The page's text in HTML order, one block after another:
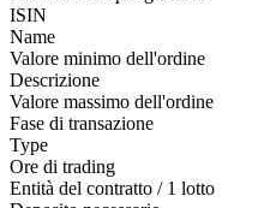
ISIN
Name
Valore minimo dell'ordine
Descrizione
Valore massimo dell'ordine
Fase di transazione
Type
Ore di trading
Entità del contratto / 1 lotto